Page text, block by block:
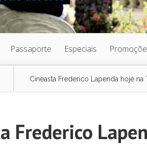
Passaporte Especiais
Cineasta Frederico Lapenda hoje na
Frederico